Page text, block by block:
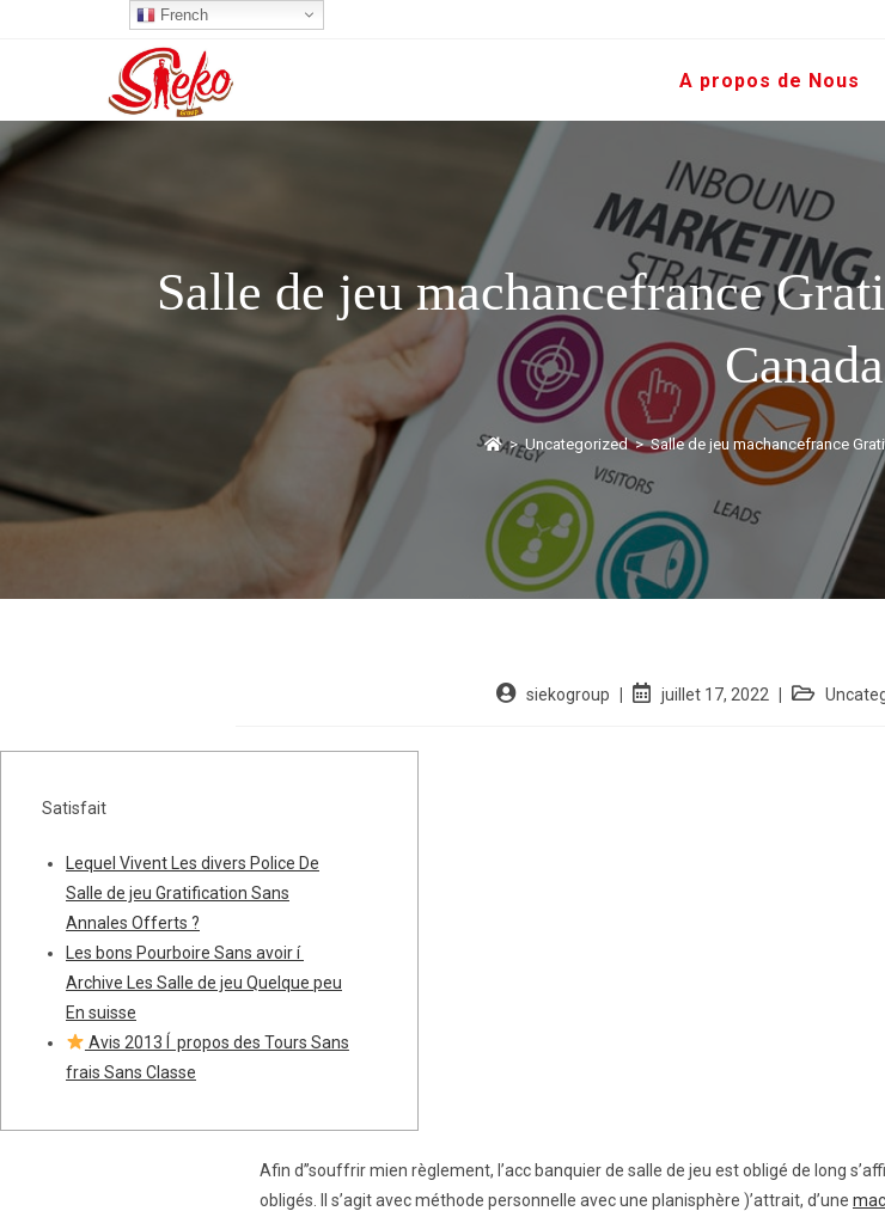
A propos de Nous
Salle de jeu machancefrance
Canada
> Uncategorized > Salle de jeu machancefrance
siekogroup juillet 17, 2022
Satisfait
Lequel Vivent Les divers Police De
Salle de jeu Gratification Sans
Annales Offerts ?
Les bons Pourboire Sans avoir í
Archive Les Salle de jeu Quelque peu
En suisse
Avis 2013 Í propos des Tours Sans
frais Sans Classe
Afin d’’souffrir mien règlement, l’acc banquier de salle de jeu est obligé de long
obligés. Il s’agit avec méthode personnelle avec une planisphère )’attrait, d’une
French